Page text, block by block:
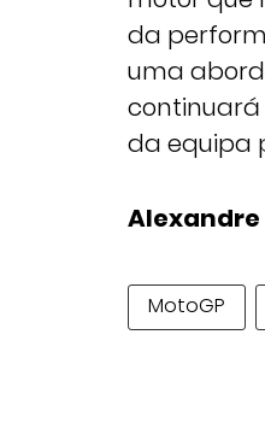
da
uma
continuará
da equipa
MotoGP